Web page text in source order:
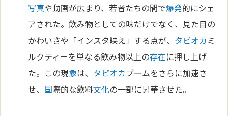
写真や動画が広まり、若者たちの間で爆発的にシェ
アされた。飲み物としての味だけでなく、見た目の
かわいさや「インスタ映え」する点が、 タピオカミ
ルクティーを単なる飲み物以上の存在に押し上げ
た。この現象は、 タピオカブームをさらに加速さ
せ、 国際的な飲料文化の一部に昇華させた。